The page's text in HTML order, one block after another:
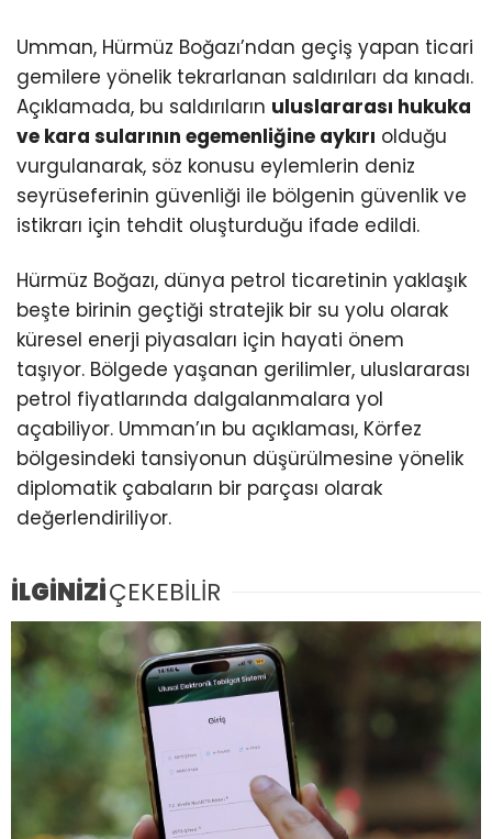
Umman, Hürmüz Boğazı’ndan geçiş yapan ticari
gemilere yönelik tekrarlanan saldırıları da kınadı.
Açıklamada, bu saldırıların uluslararası hukuka
ve kara sularının egemenliğine aykırı olduğu
vurgulanarak, söz konusu eylemlerin deniz
seyrüseferinin güvenliği ile bölgenin güvenlik ve
istikrarı için tehdit oluşturduğu ifade edildi.
Hürmüz Boğazı, dünya petrol ticaretinin yaklaşık
beşte birinin geçtiği stratejik bir su yolu olarak
küresel enerji piyasaları için hayati önem
taşıyor. Bölgede yaşanan gerilimler, uluslararası
petrol fiyatlarında dalgalanmalara yol
açabiliyor. Umman’ın bu açıklaması, Körfez
bölgesindeki tansiyonun düşürülmesine yönelik
diplomatik çabaların bir parçası olarak
değerlendiriliyor.
İLGİNİZİÇEKEBİLİR